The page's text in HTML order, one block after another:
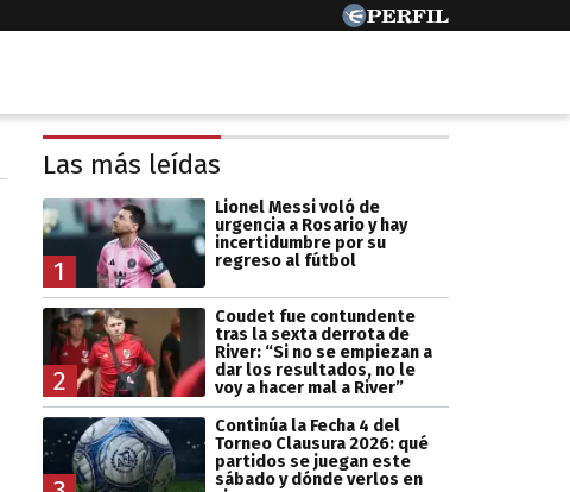
Las más leídas
1
Lionel Messi voló de
urgencia a Rosario y hay
incertidumbre por su
regreso al fútbol
2
Coudet fue contundente
tras la sexta derrota de
River: “Si no se empiezan a
dar los resultados, no le
voy a hacer mal a River”
Continúa la Fecha 4 del
Torneo Clausura 2026: qué
partidos se juegan este
sábado y dónde verlos en